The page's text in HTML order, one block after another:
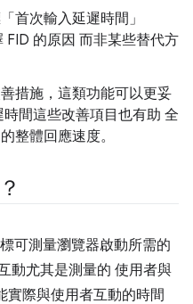
首次輸入延遲時間」
FID 的原因 而非某些替代方
措施，這類功能可以更妥
間這些改善項目也有助 全
整體回應速度。
可測量瀏覽器啟動所需的
動尤其是測量的 使用者與
實際與使用者互動的時間